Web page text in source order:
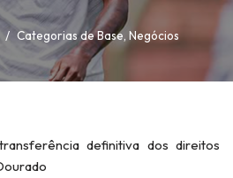
Categorias de Base Negócios
definitiva dos direitos